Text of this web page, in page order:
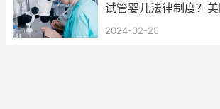
试管婴儿法律制度？
术成熟吗?
2024-02-25